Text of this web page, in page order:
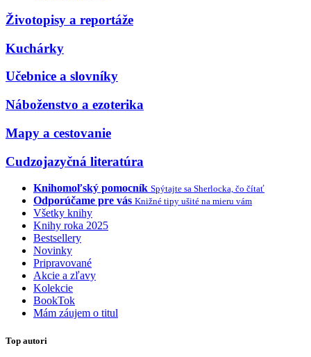
Životopisy a reportáže
Kuchárky
Učebnice a slovníky
Náboženstvo a ezoterika
Mapy a cestovanie
Cudzojazyčná literatúra
Knihomoľský pomocník Spýtajte sa Sherlocka, čo čítať
Odporúčame pre vás Knižné tipy ušité na mieru vám
Všetky knihy
Knihy roka 2025
Bestsellery
Novinky
Pripravované
Akcie a zľavy
Kolekcie
BookTok
Mám záujem o titul
Top autori